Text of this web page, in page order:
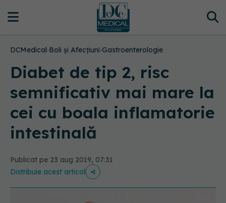
DCMedical›Boli și Afecțiuni›Gastroenterologie
Diabet de tip 2, risc
semnificativ mai mare la
cei cu boala inflamatorie
intestinală
Publicat pe 23 aug 2019, 07:31
Distribuie acest articol